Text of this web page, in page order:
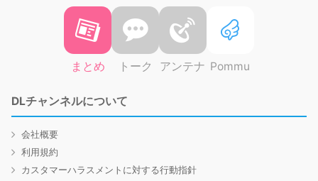
まとめ トーク アンテナ Pommu
DLチャンネルについて
会社概要
利用規約
カスタマーハラスメントに対する行動指針